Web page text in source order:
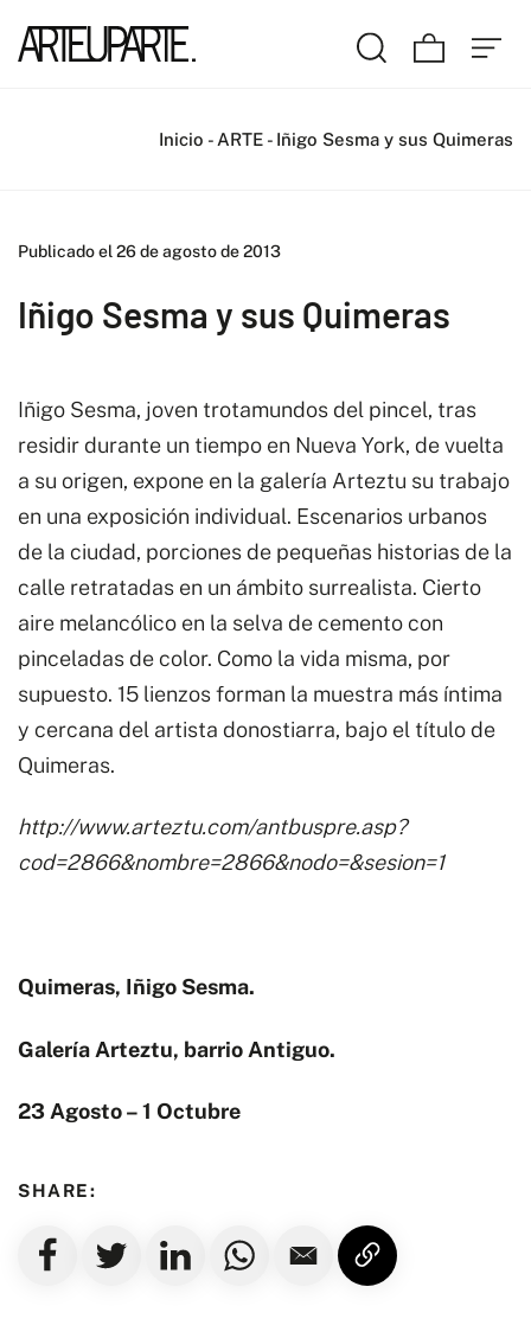
Inicio - ARTE - Iñigo Sesma y sus Quimeras
Publicado el 26 de agosto de 2013
Iñigo Sesma y sus Quimeras
Iñigo Sesma, joven trotamundos del pincel, tras
residir durante un tiempo en Nueva York, de vuelta
a su origen, expone en la galería Arteztu su trabajo
en una exposición individual. Escenarios urbanos
de la ciudad, porciones de pequeñas historias de la
calle retratadas en un ámbito surrealista. Cierto
aire melancólico en la selva de cemento con
pinceladas de color. Como la vida misma, por
supuesto. 15 lienzos forman la muestra más íntima
y cercana del artista donostiarra, bajo el título de
Quimeras.
http://www.arteztu.com/antbuspre.asp?
cod=2866&nombre=2866&nodo=&sesion=1
Quimeras, Iñigo Sesma.
Galería Arteztu, barrio Antiguo.
23 Agosto – 1 Octubre
SHARE: